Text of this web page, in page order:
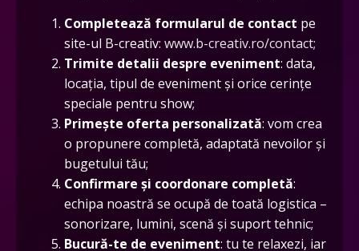
Completează formularul de contact pe
site-ul B-creativ: www.b-creativ.ro/contact;
Trimite detalii despre eveniment: data,
locația, tipul de eveniment și orice cerințe
speciale pentru show;
Primește oferta personalizată: vom crea
o propunere completă, adaptată nevoilor și
bugetului tău;
Confirmare și coordonare completă:
echipa noastră se ocupă de toată logistica –
sonorizare, lumini, scenă și suport tehnic;
Bucură-te de eveniment: tu te relaxezi, iar